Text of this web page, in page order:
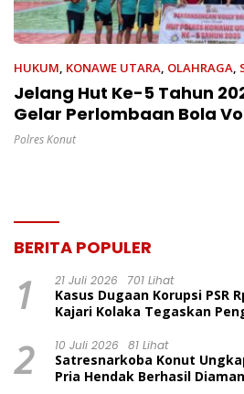
HUKUM, KONAWE UTARA, OLAHRAGA,
Jelang Hut Ke-5 Tahun
Gelar Perlombaan Bola
Polres Konut
BERITA POPULER
1 21 Juli 2026 701 Lihat
Kasus Dugaan Korupsi PSR
Kajari Kolaka Tegaskan
2 10 Juli 2026 81 Lihat
Satresnarkoba Konut
Pria Hendak Berhasil